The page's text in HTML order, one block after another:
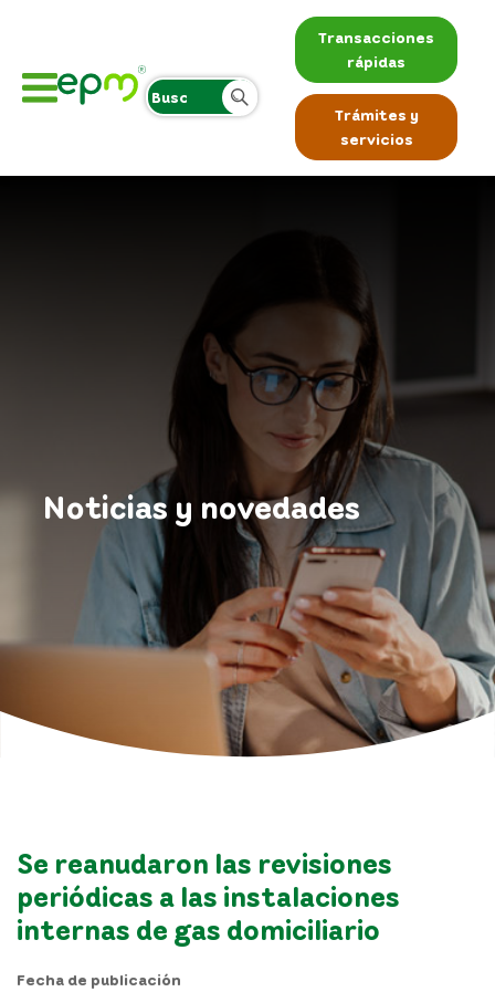
Transacciones
rápidas
Trámites y
servicios
Noticias y novedades
Se reanudaron las revisiones
periódicas a las instalaciones
internas de gas domiciliario
Fecha de publicación